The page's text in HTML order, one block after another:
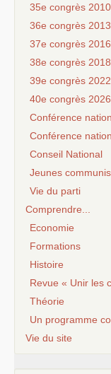
35e congrès 2010
36e congrès 2013
37e congrès 2016
38e congrès 2018
39e congrès 2022
40e congrès 2026
Conférence
Conférence
Conseil National
Jeunes
Vie du parti
Comprendre...
Economie
Formations
Histoire
Revue « Unir les
Théorie
Un programme
Vie du site